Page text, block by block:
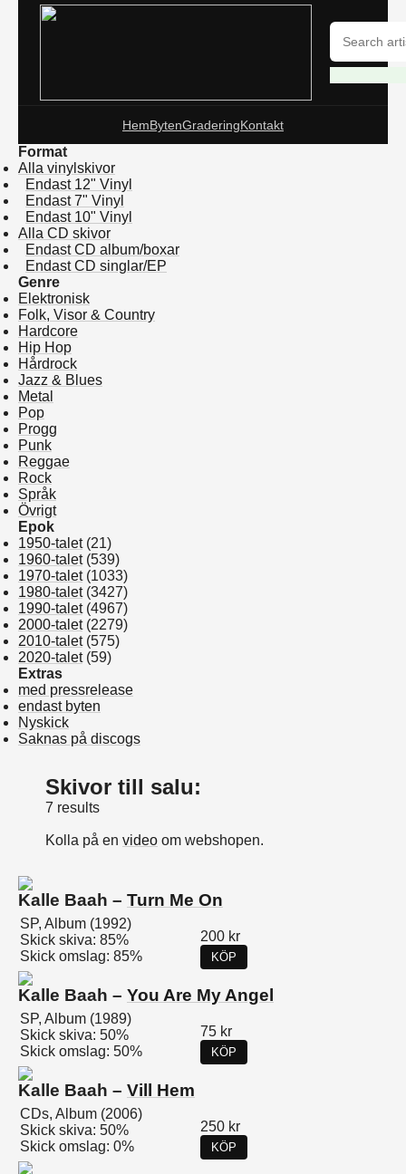
HemBytenGraderingKontakt
Format
Alla vinylskivor
Endast 12" Vinyl
Endast 7" Vinyl
Endast 10" Vinyl
Alla CD skivor
Endast CD album/boxar
Endast CD singlar/EP
Genre
Elektronisk
Folk, Visor & Country
Hardcore
Hip Hop
Hårdrock
Jazz & Blues
Metal
Pop
Progg
Punk
Reggae
Rock
Språk
Övrigt
Epok
1950-talet(21)
1960-talet(539)
1970-talet(1033)
1980-talet(3427)
1990-talet(4967)
2000-talet(2279)
2010-talet(575)
2020-talet(59)
Extras
med pressrelease
endast byten
Nyskick
Saknas på discogs
Skivor till salu:
7 results
Kolla på en video om webshopen.
Kalle Baah – Turn Me On
SP, Album (1992)
Skick skiva: 85%
Skick omslag: 85%
200 kr
KÖP
Kalle Baah – You Are My Angel
SP, Album (1989)
Skick skiva: 50%
Skick omslag: 50%
75 kr
KÖP
Kalle Baah – Vill Hem
CDs, Album (2006)
Skick skiva: 50%
Skick omslag: 0%
250 kr
KÖP